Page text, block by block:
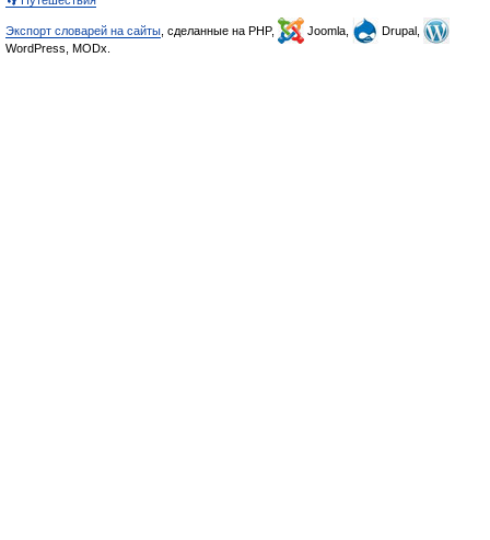
Экспорт словарей на сайты , сделанные на PHP, Joomla,
Drupal,
WordPress, MODx.